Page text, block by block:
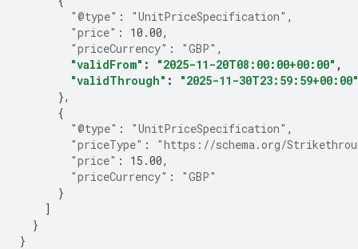
"@type" : "UnitPriceSpecification" ,
"price" : 10.00,
"priceCurrency" : "GBP" ,
"validFrom" : "2025-11-20T08:00:00+00:00" ,
"validThrough" :
"2025-11-30T23:59:59+00:00"
},
{
"@type" : "UnitPriceSpecification" ,
"priceType" :
"https://schema.org/
"price" : 15.00,
"priceCurrency" :
"GBP"
}
]
}
}